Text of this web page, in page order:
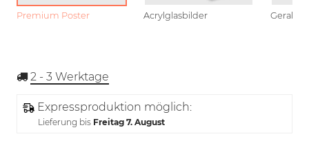
Premium Poster Acrylglasbilder
2 - 3 Werktage
Expressproduktion möglich:
Lieferung bis Freitag 7. August